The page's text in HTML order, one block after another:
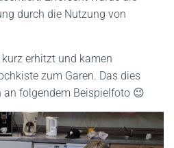
durch die Nutzung von
erhitzt und kamen
zum Garen. Das dies
folgendem Beispielfoto 😉